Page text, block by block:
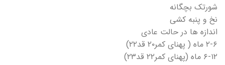
شورتک بچگانه
نخ و پنبه کشی
اندازه ها در حالت عادی
۲-۶ ماه ( پهنای کمر۲۰ قد۲۲)
۶-۱۲ ماه (پهنای کمر۲۲ قد۲۳)